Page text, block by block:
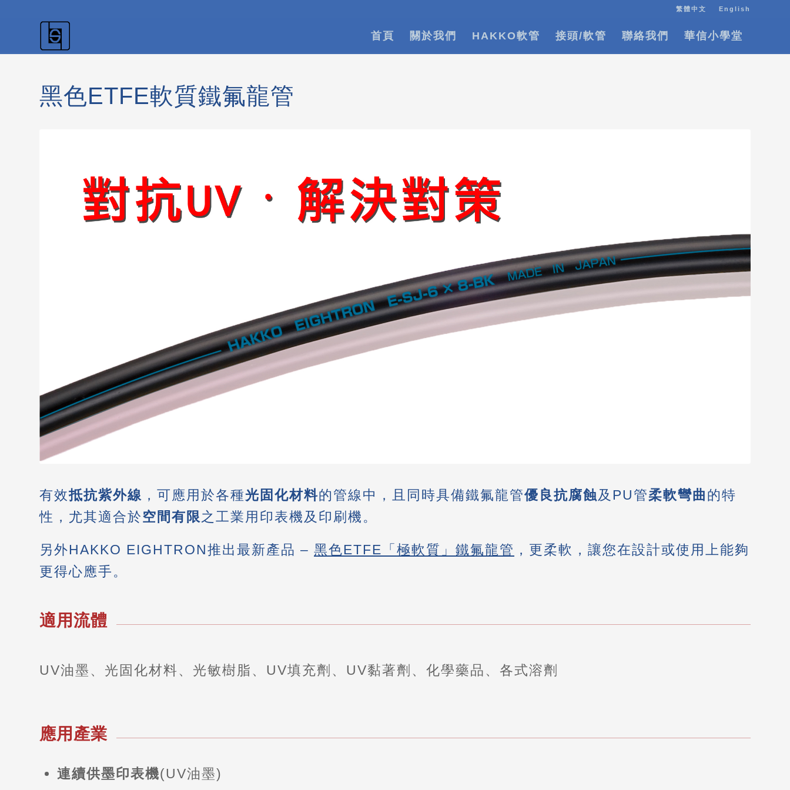
繁體中文 English
首頁 關於我們 HAKKO軟管 接頭/軟管 聯絡我們 華信小學堂
黑色ETFE軟質鐵氟龍管
有效抵抗紫外線 ，可應用於各種光固化材料的管線中，且同時具備鐵氟龍管優良抗腐蝕及PU管柔軟彎曲的特
性，尤其適合於空間有限之工業用印表機及印刷機。
另外HAKKO EIGHTRON推出最新產品 – 黑色ETFE「極軟質」鐵氟龍管 ，更柔軟，讓您在設計或使用上能夠
更得心應手。
適用流體
UV油墨、光固化材料、光敏樹脂、UV填充劑、UV黏著劑、化學藥品、各式溶劑
應用產業
連續供墨印表機(UV油墨)